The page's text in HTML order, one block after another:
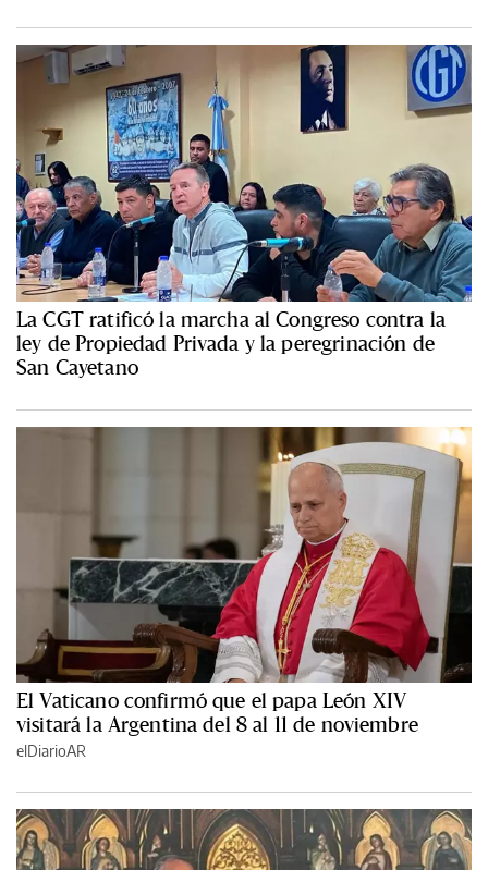
La CGT ratificó la marcha al Congreso contra la
ley de Propiedad Privada y la peregrinación de
San Cayetano
El Vaticano confirmó que el papa León XIV
visitará la Argentina del 8 al 11 de noviembre
elDiarioAR